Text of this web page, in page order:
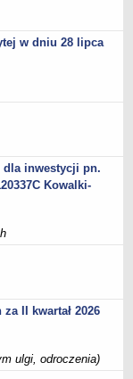
OSP
w dniu 28 lipca
dla inwestycji pn.
Kowalki-
II kwartał 2026
ulgi, odroczenia)